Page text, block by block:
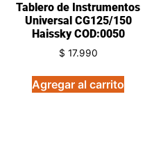
Tablero de Instrumentos
Universal CG125/150
Haissky COD:0050
$ 17.990
Agregar al carrito